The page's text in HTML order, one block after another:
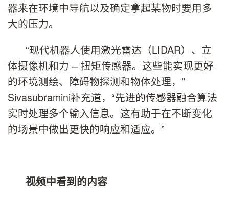
器来在环境中导航以及确定拿起某物时要用多
大的压力。
“现代机器人使用激光雷达（LIDAR）、立
体摄像机和力 – 扭矩传感器。这些能实现更好
的环境测绘、障碍物探测和物体处理，”
Sivasubramini补充道，“先进的传感器融合算法
实时处理多个输入信息。这有助于在不断变化
的场景中做出更快的响应和适应。”
视频中看到的内容